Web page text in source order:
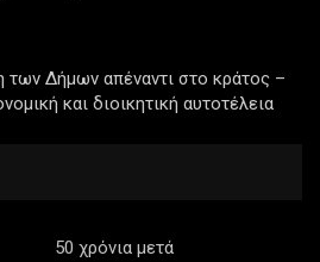
των Δήμων απέναντι στο κράτος –
και διοικητική αυτοτέλεια
50 χρόνια μετά